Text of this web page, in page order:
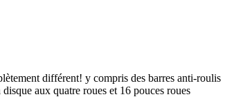
différent! y compris des barres anti-roulis
aux quatre roues et 16 pouces roues